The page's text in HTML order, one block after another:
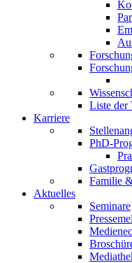
Liste der
Karriere
PhD-
Familie
Aktuelles
Seminare